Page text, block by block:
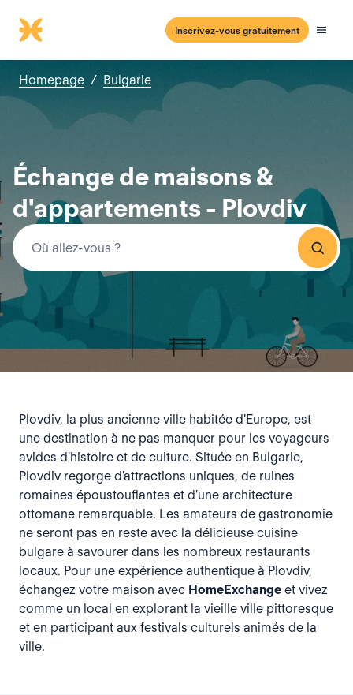
Inscrivez-vous gratuitement
Homepage / Bulgarie
Échange de maisons &
d'appartements - Plovdiv
Plovdiv, la plus ancienne ville habitée d'Europe, est
une destination à ne pas manquer pour les voyageurs
avides d'histoire et de culture. Située en Bulgarie,
Plovdiv regorge d'attractions uniques, de ruines
romaines époustouflantes et d'une architecture
ottomane remarquable. Les amateurs de gastronomie
ne seront pas en reste avec la délicieuse cuisine
bulgare à savourer dans les nombreux restaurants
locaux. Pour une expérience authentique à Plovdiv,
échangez votre maison avec HomeExchange et vivez
comme un local en explorant la vieille ville pittoresque
et en participant aux festivals culturels animés de la
ville.